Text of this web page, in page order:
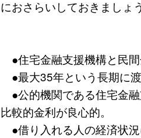
におさらいしておきましょ
●住宅金融支援機構と民間
●最大35年という長期に
●公的機関である住宅金融
比較的金利が良心的。
●借り入れる人の経済状況